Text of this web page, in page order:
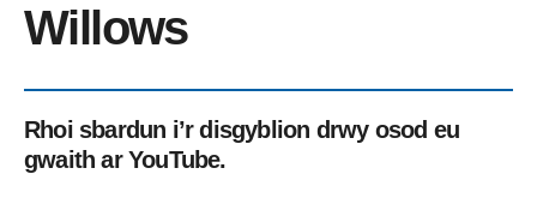
Willows
Rhoi sbardun i’r disgyblion drwy osod eu
gwaith ar YouTube.